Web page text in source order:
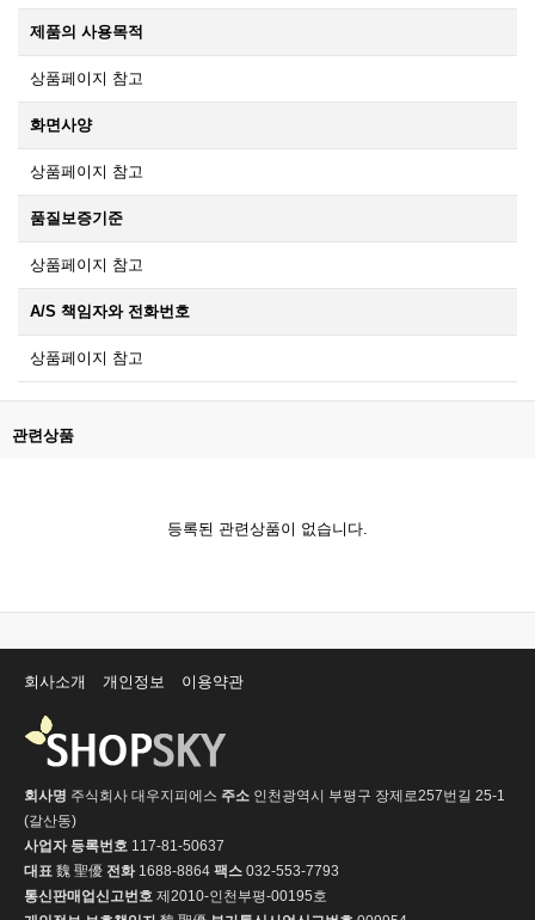
제품의 사용목적
상품페이지 참고
화면사양
상품페이지 참고
품질보증기준
상품페이지 참고
A/S 책임자와 전화번호
상품페이지 참고
관련상품
등록된 관련상품이 없습니다.
회사소개 개인정보 이용약관
회사명 주식회사 대우지피에스 주소 인천광역시 부평구 장제로257번길 25-1
(갈산동)
사업자 등록번호 117-81-50637
대표 魏 聖優 전화1688-8864 팩스 032-553-7793
통신판매업신고번호 제2010-인천부평-00195호